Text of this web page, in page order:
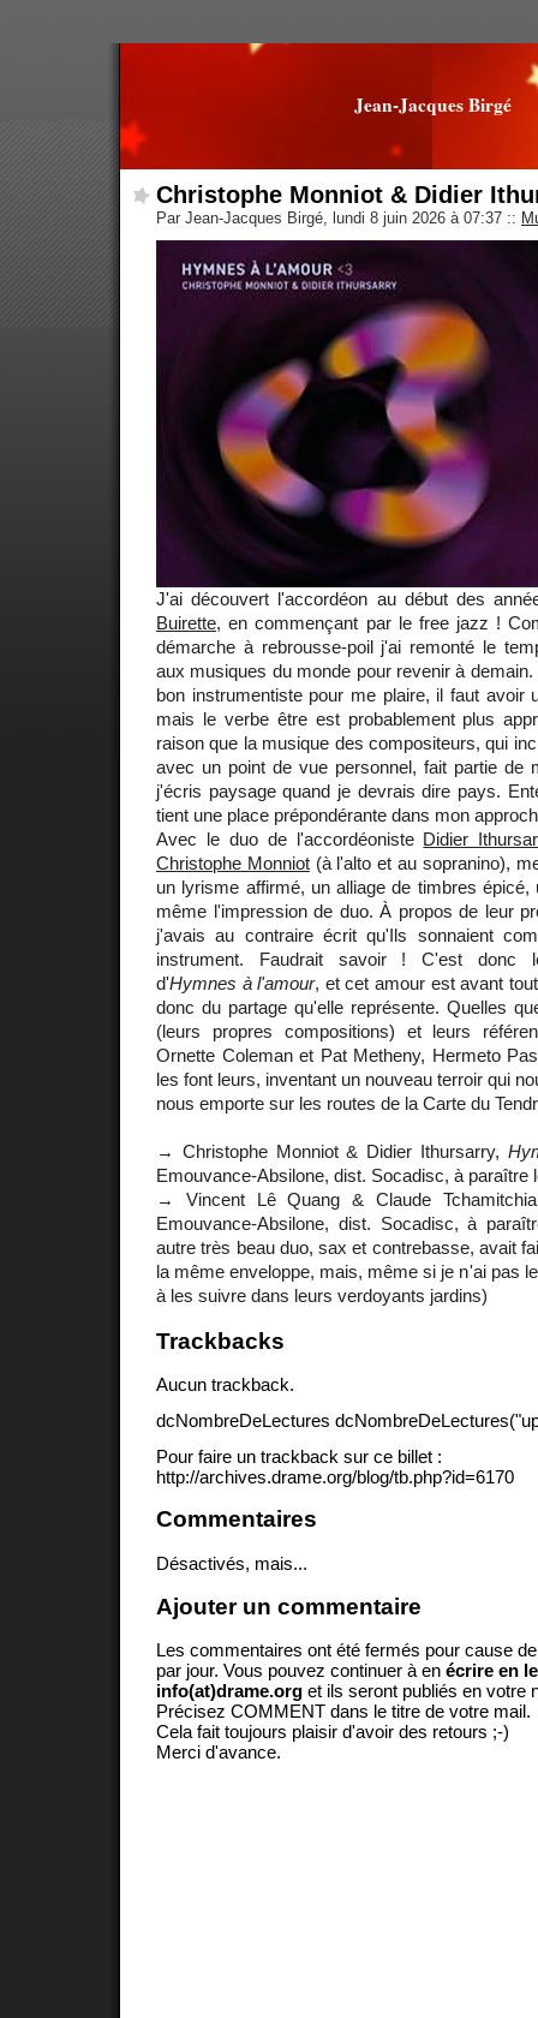
Jean-Jacques Birgé
Christophe Monniot & Didier
Par Jean-Jacques Birgé, lundi 8 juin 2026 à 07:37 ::
J'ai découvert l'accordéon au début des
Buirette, en commençant par le free jazz !
démarche à rebrousse-poil j'ai remonté le
aux musiques du monde pour revenir à
bon instrumentiste pour me plaire, il faut avoir
mais le verbe être est probablement plus
raison que la musique des compositeurs, qui
avec un point de vue personnel, fait partie de
j'écris paysage quand je devrais dire pays.
tient une place prépondérante dans mon
Avec le duo de l'accordéoniste Didier
Christophe Monniot(à l'alto et au sopranino),
un lyrisme affirmé, un alliage de timbres
même l'impression de duo. À propos de leur
j'avais au contraire écrit qu'Ils sonnaient
instrument. Faudrait savoir ! C'est donc
d'Hymnes à l'amour, et cet amour est avant
donc du partage qu'elle représente. Quelles
(leurs propres compositions) et leurs
Ornette Coleman et Pat Metheny, Hermeto
les font leurs, inventant un nouveau terroir qui
nous emporte sur les routes de la Carte du
→ Christophe Monniot & Didier Ithursarry,
Emouvance-Absilone, dist. Socadisc, à paraître
→ Vincent Lê Quang & Claude
Emouvance-Absilone, dist. Socadisc, à
autre très beau duo, sax et contrebasse, avait
la même enveloppe, mais, même si je n'ai pas
à les suivre dans leurs verdoyants jardins)
Trackbacks
Aucun trackback.
dcNombreDeLectures
Pour faire un trackback sur ce billet :
http://archives.drame.org/blog/tb.php?id=6170
Commentaires
Désactivés, mais...
Ajouter un commentaire
Les commentaires ont été fermés pour cause
par jour. Vous pouvez continuer à en écrire en
info(at)drame.org et ils seront publiés en votre
Précisez COMMENT dans le titre de votre mail.
Cela fait toujours plaisir d'avoir des retours ;-)
Merci d'avance.